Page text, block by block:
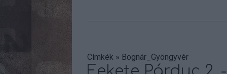
Címkék » Bognár_Gyöngyvér